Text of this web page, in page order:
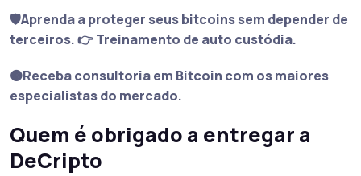
🛡️Aprenda a proteger seus bitcoins sem depender de
terceiros. 👉 Treinamento de auto custódia.
🟠Receba consultoria em Bitcoin com os maiores
especialistas do mercado.
Quem é obrigado a entregar a
DeCripto